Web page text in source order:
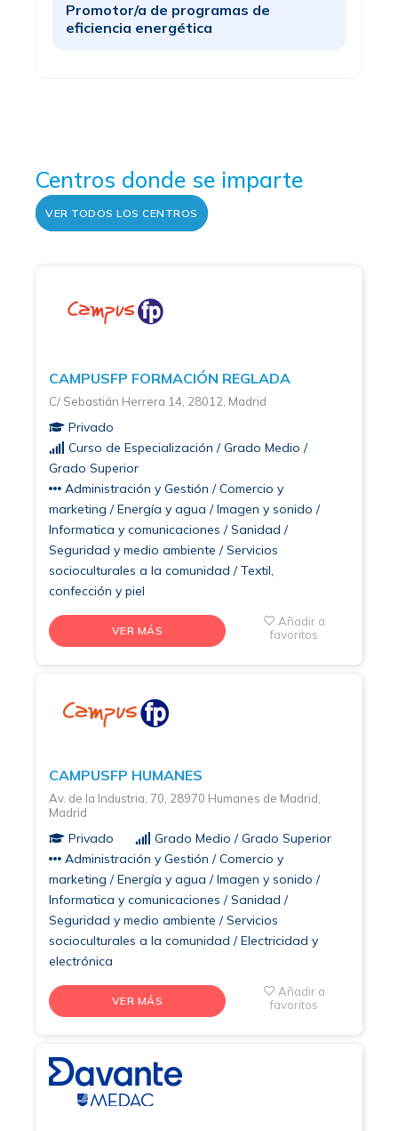
Promotor/a de programas de
eficiencia energética
Centros donde se imparte
VER TODOS LOS CENTROS
CAMPUSFP FORMACIÓN REGLADA
C/ Sebastián Herrera 14, 28012, Madrid
Privado
Curso de Especialización / Grado Medio /
Grado Superior
Administración y Gestión / Comercio y
marketing / Energía y agua / Imagen y sonido /
Informatica y comunicaciones / Sanidad /
Seguridad y medio ambiente / Servicios
socioculturales a la comunidad / Textil,
confección y piel
VER MÁS
Añadir a
favoritos
CAMPUSFP HUMANES
Av. de la Industria, 70, 28970 Humanes de Madrid,
Madrid
Privado
Grado Medio / Grado Superior
Administración y Gestión / Comercio y
marketing / Energía y agua / Imagen y sonido /
Informatica y comunicaciones / Sanidad /
Seguridad y medio ambiente / Servicios
socioculturales a la comunidad / Electricidad y
electrónica
VER MÁS
Añadir a
favoritos